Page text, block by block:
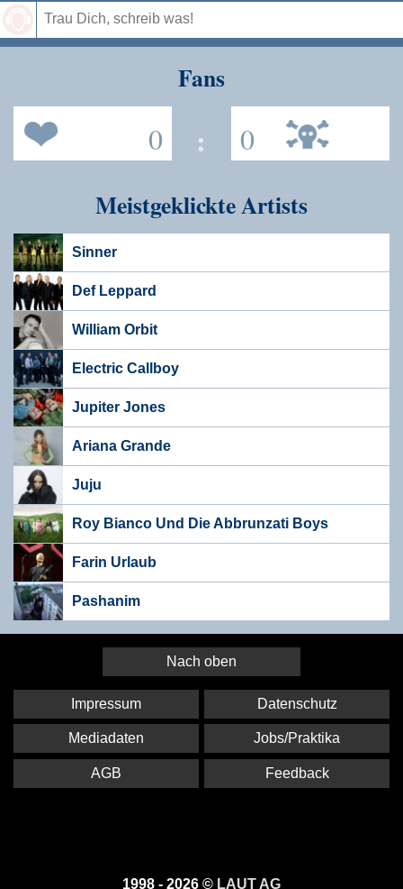
Fans
0 : 0
Meistgeklickte Artists
Sinner
Def Leppard
William Orbit
Electric Callboy
Jupiter Jones
Ariana Grande
Juju
Roy Bianco Und Die Abbrunzati Boys
Farin Urlaub
Pashanim
Nach oben
1998 - 2026 © LAUT AG
Impressum Datenschutz
Mediadaten Jobs/Praktika
AGB Feedback